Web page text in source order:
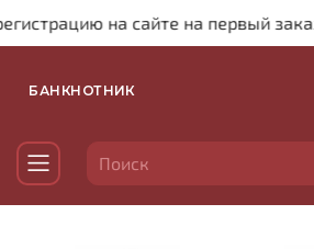
на сайте на первый заказ
БАНКНОТНИК